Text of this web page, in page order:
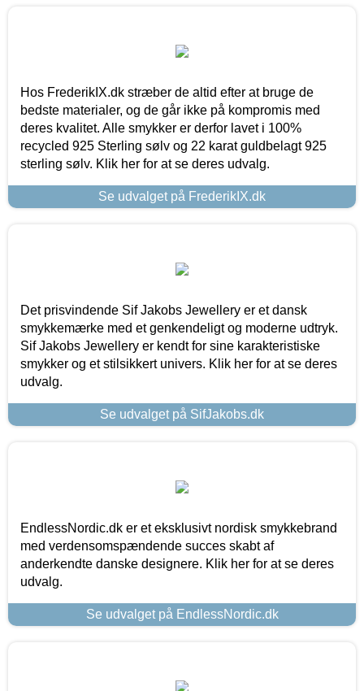
Hos FrederikIX.dk stræber de altid efter at bruge de
bedste materialer, og de går ikke på kompromis med
deres kvalitet. Alle smykker er derfor lavet i 100%
recycled 925 Sterling sølv og 22 karat guldbelagt 925
sterling sølv. Klik her for at se deres udvalg.
Se udvalget på FrederikIX.dk
Det prisvindende Sif Jakobs Jewellery er et dansk
smykkemærke med et genkendeligt og moderne udtryk.
Sif Jakobs Jewellery er kendt for sine karakteristiske
smykker og et stilsikkert univers. Klik her for at se deres
udvalg.
Se udvalget på SifJakobs.dk
EndlessNordic.dk er et eksklusivt nordisk smykkebrand
med verdensomspændende succes skabt af
anderkendte danske designere. Klik her for at se deres
udvalg.
Se udvalget på EndlessNordic.dk